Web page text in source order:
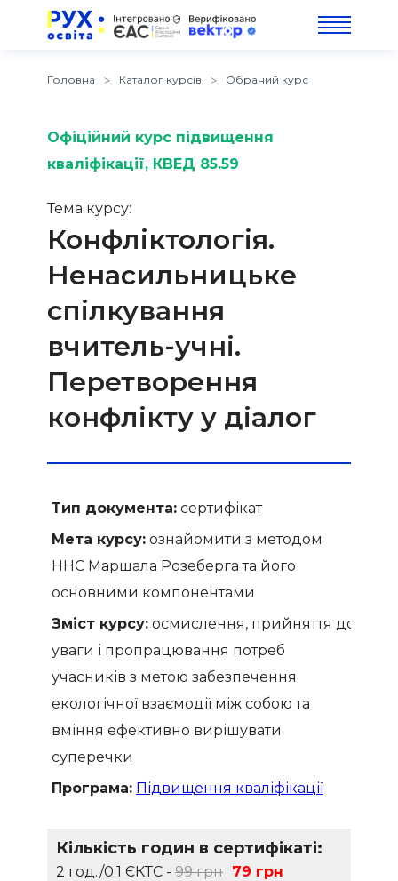
Головна Каталог курсів Обраний курс
Офіційний курс підвищення
кваліфікації, КВЕД 85.59
Тема курсу:
Конфліктологія.
Ненасильницьке
спілкування
вчитель-учні.
Перетворення
конфлікту у діалог
Тип документа: сертифікат
Мета курсу: ознайомити з методом
ННС Маршала Розеберга та його
основними компонентами
Зміст курсу: осмислення, прийняття до
уваги і пропрацювання потреб
учасників з метою забезпечення
екологічної взаємодії між собою та
вміння ефективно вирішувати
суперечки
Програма: Підвищення кваліфікації
Кількість годин в сертифікаті:
2 год./0.1 ЄКТС - 99 грн 79 грн